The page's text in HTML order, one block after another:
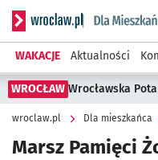
Serwis informacyjny
WAKACJE Aktualności
WROCŁAW Wrocławska
wroclaw.pl Dla mieszkańca
Marsz Pamięci